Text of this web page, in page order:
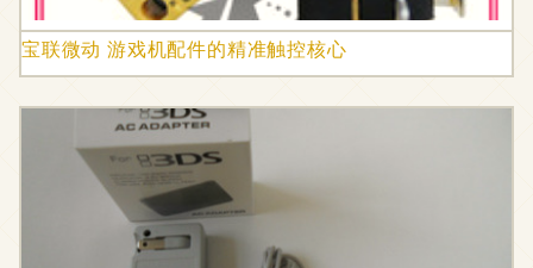
宝联微动 游戏机配件的精准触控核心